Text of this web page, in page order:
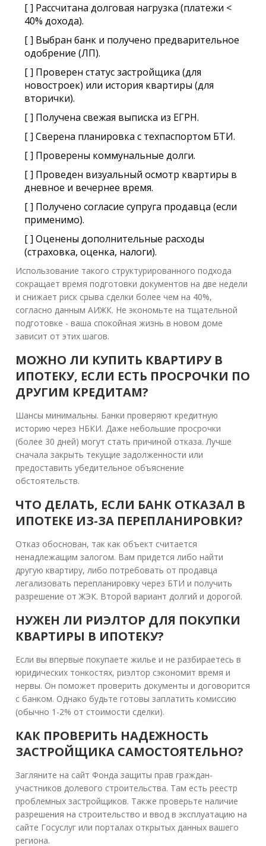
[ ] Рассчитана долговая нагрузка (платежи <
40% дохода).
[ ] Выбран банк и получено предварительное
одобрение (ЛП).
[ ] Проверен статус застройщика (для
новостроек) или история квартиры (для
вторички).
[ ] Получена свежая выписка из ЕГРН.
[ ] Сверена планировка с техпаспортом БТИ.
[ ] Проверены коммунальные долги.
[ ] Проведен визуальный осмотр квартиры в
дневное и вечернее время.
[ ] Получено согласие супруга продавца (если
применимо).
[ ] Оценены дополнительные расходы
(страховка, оценка, налоги).
Использование такого структурированного подхода
сокращает время подготовки документов на две недели
и снижает риск срыва сделки более чем на 40%,
согласно данным АИЖК. Не экономьте на тщательной
подготовке - ваша спокойная жизнь в новом доме
зависит от этих шагов.
МОЖНО ЛИ КУПИТЬ КВАРТИРУ В
ИПОТЕКУ, ЕСЛИ ЕСТЬ ПРОСРОЧКИ ПО
ДРУГИМ КРЕДИТАМ?
Шансы минимальны. Банки проверяют кредитную
историю через НБКИ. Даже небольшие просрочки
(более 30 дней) могут стать причиной отказа. Лучше
сначала закрыть текущие задолженности или
предоставить убедительное объяснение
обстоятельств.
ЧТО ДЕЛАТЬ, ЕСЛИ БАНК ОТКАЗАЛ В
ИПОТЕКЕ ИЗ-ЗА ПЕРЕПЛАНИРОВКИ?
Отказ обоснован, так как объект считается
ненадлежащим залогом. Вам придется либо найти
другую квартиру, либо потребовать от продавца
легализовать перепланировку через БТИ и получить
разрешение от ЖЭК. Второй вариант долгий и дорогой.
НУЖЕН ЛИ РИЭЛТОР ДЛЯ ПОКУПКИ
КВАРТИРЫ В ИПОТЕКУ?
Если вы впервые покупаете жилье и не разбираетесь в
юридических тонкостях, риэлтор сэкономит время и
нервы. Он поможет проверить документы и договорится
с банком. Однако будьте готовы заплатить комиссию
(обычно 1-2% от стоимости сделки).
КАК ПРОВЕРИТЬ НАДЕЖНОСТЬ
ЗАСТРОЙЩИКА САМОСТОЯТЕЛЬНО?
Загляните на сайт Фонда защиты прав граждан-
участников долевого строительства. Там есть реестр
проблемных застройщиков. Также проверьте наличие
разрешения на строительство и ввод в эксплуатацию на
сайте Госуслуг или порталах открытых данных вашего
региона.